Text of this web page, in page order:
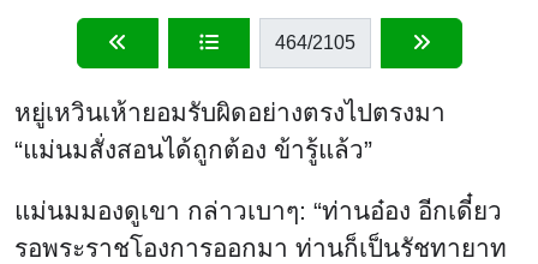
464/2105
หยู่เหวินเห้ายอมรับผิดอย่างตรงไปตรงมา
“แม่นมสั่งสอนได้ถูกต้อง ข้ารู้แล้ว”
แม่นมมองดูเขา กล่าวเบาๆ: “ท่านอ๋อง อีกเดี๋ยว
รอพระราชโองการออกมา ท่านก็เป็นรัชทายาท